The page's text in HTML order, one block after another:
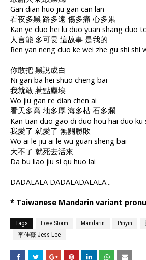
Gan dian huo jiu gan can lan
看夜多黑 路多遠 傷多痛 心多累
Kan ye duo hei lu duo yuan shang duo
人言能 多可畏 這故事 是我的
Ren yan neng duo ke wei zhe gu shi shi
你敢把 黑說成白
Ni gan ba hei shuo cheng bai
我就敢 惹點塵埃
Wo jiu gan re dian chen ai
看天多高 地多厚 海多枯 石多爛
Kan tian duo gao di duo hou hai duo ku
我愛了 就愛了 無關勝敗
Wo ai le jiu ai le wu guan sheng bai
大不了 就死去活來
Da bu liao jiu si qu huo lai
DADALALA DADALADALALA...
* Taiwanese Mandarin variant
Tags Love Storm Mandarin Pinyin
李佳薇 Jess Lee